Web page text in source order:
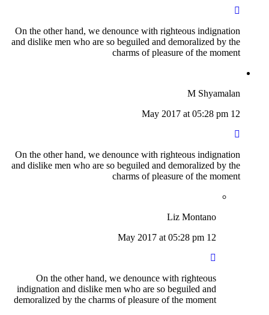
On the other hand, we denounce with righteous indignation
and dislike men who are so beguiled and demoralized by the
charms of pleasure of the moment
M Shyamalan
12 May 2017 at 05:28 pm
On the other hand, we denounce with righteous indignation
and dislike men who are so beguiled and demoralized by the
charms of pleasure of the moment
Liz Montano
12 May 2017 at 05:28 pm
On the other hand, we denounce with righteous
indignation and dislike men who are so beguiled and
demoralized by the charms of pleasure of the moment